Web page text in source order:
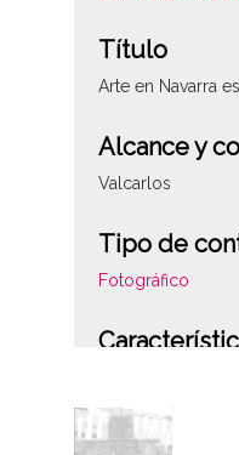
Título
Arte en Navarra
Alcance y
Valcarlos
Tipo de
Fotográfico
Fecha